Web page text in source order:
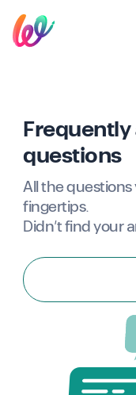
Frequently
questions
All the
fingertips.
Didn’t find your